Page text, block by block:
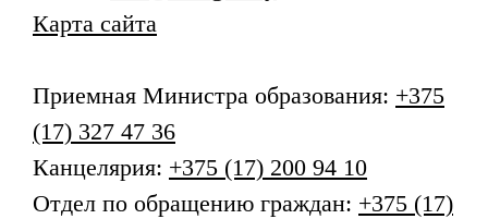
Карта сайта
Приемная Министра образования: +375
(17) 327 47 36
Канцелярия: +375 (17) 200 94 10
Отдел по обращению граждан: +375 (17)